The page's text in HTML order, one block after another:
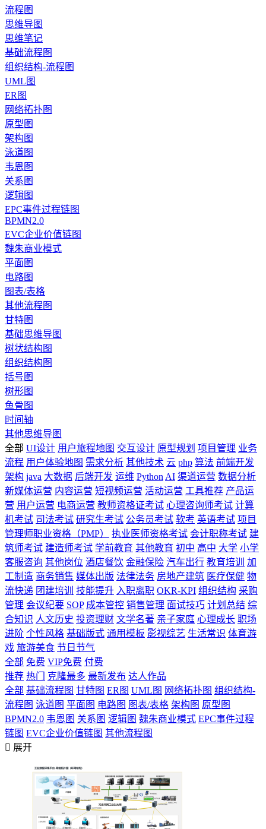
流程图
思维导图
思维笔记
基础流程图
组织结构-流程图
UML图
ER图
网络拓扑图
原型图
架构图
泳道图
韦恩图
关系图
逻辑图
EPC事件过程链图
BPMN2.0
EVC企业价值链图
魏朱商业模式
平面图
电路图
图表/表格
其他流程图
甘特图
基础思维导图
树状结构图
组织结构图
括号图
树形图
鱼骨图
时间轴
其他思维导图
全部 UI设计 用户旅程地图 交互设计 原型规划 项目管理 业务
流程 用户体验地图 需求分析 其他技术 云 php 算法 前端开发
架构 java 大数据 后端开发 运维 Python AI 渠道运营 数据分析
新媒体运营 内容运营 短视频运营 活动运营 工具推荐 产品运
营 用户运营 电商运营 教师资格证考试 心理咨询师考试 计算
机考试 司法考试 研究生考试 公务员考试 软考 英语考试 项目
管理师职业资格（PMP）
执业医师资格考试 会计职称考试 建
筑师考试 建造师考试 学前教育 其他教育 初中 高中 大学 小学
客服咨询 其他岗位 酒店餐饮 金融保险 汽车出行 教育培训
加
工制造 商务销售 媒体出版 法律法务 房地产建筑 医疗保健 物
流快递 团建培训 技能提升 入职离职 OKR-KPI 组织结构 采购
管理 会议纪要 SOP 成本管控 销售管理 面试技巧 计划总结 综
合知识 人文历史 投资理财 文学名著 亲子家庭 心理成长 职场
进阶 个性风格 基础版式 通用模板 影视综艺 生活常识 体育游
戏 旅游美食 节日节气
全部 免费 VIP免费 付费
推荐 热门 克隆最多 最新发布 达人作品
全部 基础流程图 甘特图 ER图 UML图 网络拓扑图 组织结构-
流程图 泳道图 平面图 电路图 图表/表格 架构图 原型图
BPMN2.0 韦恩图 关系图 逻辑图 魏朱商业模式 EPC事件过程
链图 EVC企业价值链图 其他流程图
 展开